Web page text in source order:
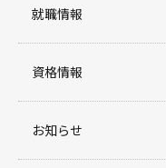
就職情報
資格情報
お知らせ